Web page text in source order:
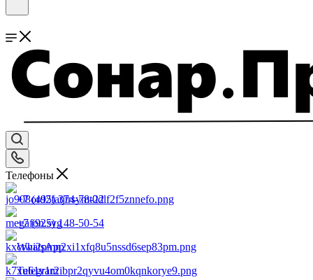
Телефоны
+7 (495) 374-78-22
+7 (925) 148-50-54
WhatsApp
Telegram